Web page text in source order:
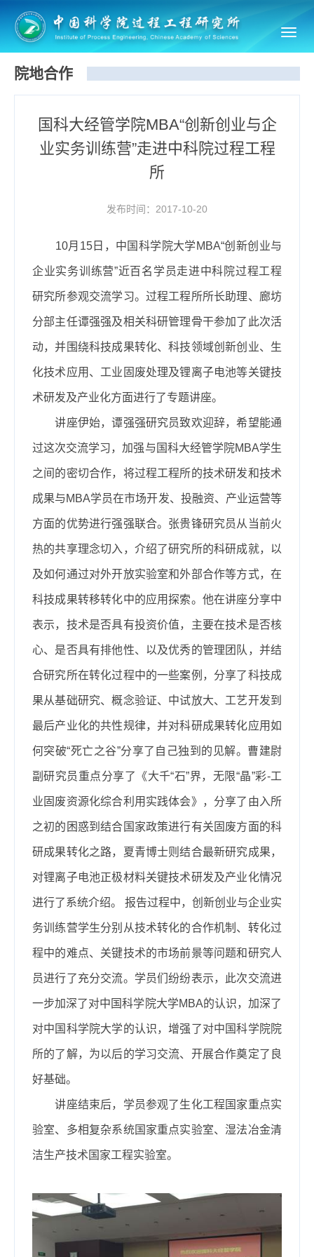
院地合作
国科大经管学院MBA“创新创业与企
业实务训练营”走进中科院过程工程
所
发布时间：2017-10-20
10月 15日，中国科学院大学 MBA“创新创业与
企业实务训练营”近百名学员走进中科院过程工程
研究所参观交流学习。过程工程所所长助理、廊坊
分部主任谭强强及相关科研管理骨干参加了此次活
动，并围绕科技成果转化、科技领域创新创业、生
化技术应用、工业固废处理及锂离子电池等关键技
术研发及产业化方面进行了专题讲座。
讲座伊始，谭强强研究员致欢迎辞，希望能通
过这次交流学习，加强与国科大经管学院MBA学生
之间的密切合作，将过程工程所的技术研发和技术
成果与MBA学员在市场开发、投融资、产业运营等
方面的优势进行强强联合。张贵锋研究员从当前火
热的共享理念切入，介绍了研究所的科研成就，以
及如何通过对外开放实验室和外部合作等方式，在
科技成果转移转化中的应用探索。他在讲座分享中
表示，技术是否具有投资价值，主要在技术是否核
心、是否具有排他性、以及优秀的管理团队，并结
合研究所在转化过程中的一些案例，分享了科技成
果从基础研究、概念验证、中试放大、工艺开发到
最后产业化的共性规律，并对科研成果转化应用如
何突破“死亡之谷”分享了自己独到的见解。曹建尉
副研究员重点分享了《大千“石”界，无限“晶”彩-工
业固废资源化综合利用实践体会》，分享了由入所
之初的困惑到结合国家政策进行有关固废方面的科
研成果转化之路，夏青博士则结合最新研究成果，
对锂离子电池正极材料关键技术研发及产业化情况
进行了系统介绍。 报告过程中，创新创业与企业实
务训练营学生分别从技术转化的合作机制、转化过
程中的难点、关键技术的市场前景等问题和研究人
员进行了充分交流。学员们纷纷表示，此次交流进
一步加深了对中国科学院大学MBA的认识，加深了
对中国科学院大学的认识，增强了对中国科学院院
所的了解，为以后的学习交流、开展合作奠定了良
好基础。
讲座结束后，学员参观了生化工程国家重点实
验室、多相复杂系统国家重点实验室、湿法冶金清
洁生产技术国家工程实验室。